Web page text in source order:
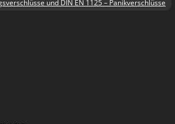
und DIN EN 1125 – Panikverschlüsse